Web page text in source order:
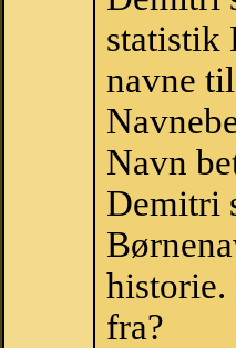
statistik
navne
Navn
Demitri
historie.
fra?